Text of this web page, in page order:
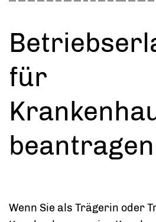
für
beantragen
Wenn Sie als Trägerin oder